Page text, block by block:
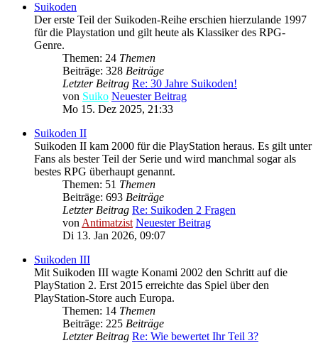
Suikoden
Der erste Teil der Suikoden-Reihe erschien hierzulande 1997
für die Playstation und gilt heute als Klassiker des RPG-
Genre.
Themen: 24 Themen
Beiträge: 328 Beiträge
Letzter Beitrag Re: 30 Jahre Suikoden!
von Suiko Neuester Beitrag
Mo 15. Dez 2025, 21:33
Suikoden II
Suikoden II kam 2000 für die PlayStation heraus. Es gilt unter
Fans als bester Teil der Serie und wird manchmal sogar als
bestes RPG überhaupt genannt.
Themen: 51 Themen
Beiträge: 693 Beiträge
Letzter Beitrag Re: Suikoden 2 Fragen
vonAntimatzist Neuester Beitrag
Di 13. Jan 2026, 09:07
Suikoden III
Mit Suikoden III wagte Konami 2002 den Schritt auf die
PlayStation 2. Erst 2015 erreichte das Spiel über den
PlayStation-Store auch Europa.
Themen: 14 Themen
Beiträge: 225 Beiträge
Letzter Beitrag Re: Wie bewertet Ihr Teil 3?